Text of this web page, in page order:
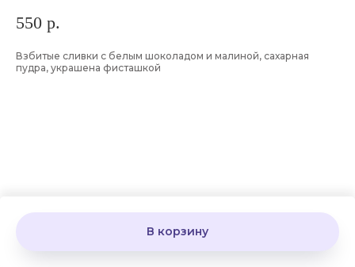
550 р.
В корзину
Взбитые сливки с белым шоколадом и малиной, сахарная
пудра, украшена фисташкой